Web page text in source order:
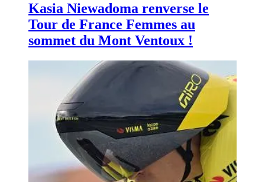
Kasia Niewadoma renverse le
Tour de France Femmes au
sommet du Mont Ventoux !